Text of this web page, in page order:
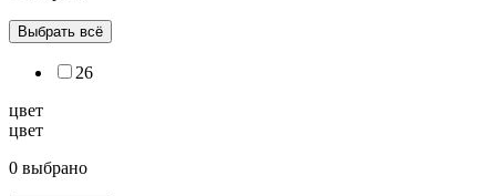
Выбрать всё
26
цвет
цвет
0 выбрано